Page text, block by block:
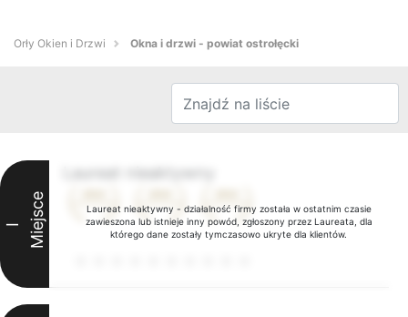
Orły Okien i Drzwi Okna i drzwi - powiat ostrołęcki
Laureat nieaktywny - działalność firmy została w ostatnim czasie
zawieszona lub istnieje inny powód, zgłoszony przez Laureata, dla
którego dane zostały tymczasowo ukryte dla klientów.
I Miejsce